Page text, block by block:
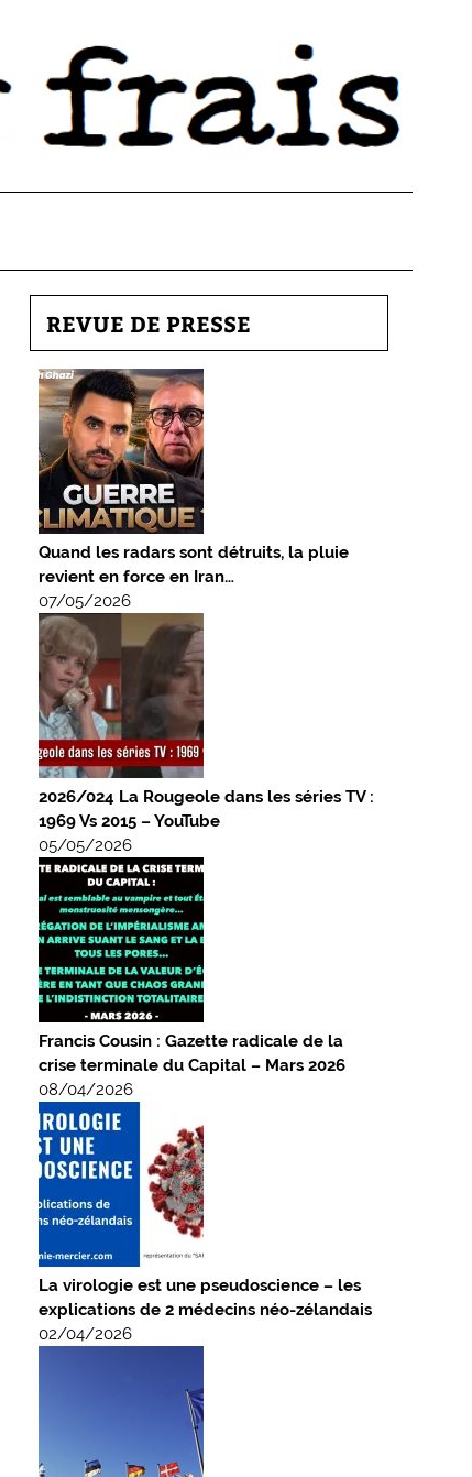
REVUE DE PRESSE
Quand les radars sont détruits, la pluie
revient en force en Iran…
07/05/2026
2026/024 La Rougeole dans les séries TV :
1969 Vs 2015 – YouTube
05/05/2026
Francis Cousin : Gazette radicale de la
crise terminale du Capital – Mars 2026
08/04/2026
La virologie est une pseudoscience – les
explications de 2 médecins néo-zélandais
02/04/2026